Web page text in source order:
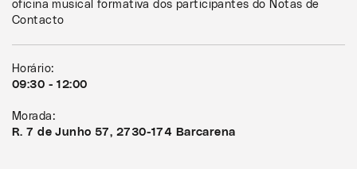
oficina musical formativa dos participantes do Notas de
Contacto
Horário:
09:30 - 12:00
Morada:
R. 7 de Junho 57, 2730-174 Barcarena